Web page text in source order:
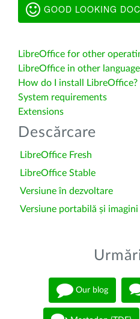
GOOD LOOKING
LibreOffice for other
LibreOffice in other
How do I install LibreOffice?
System requirements
Extensions
Descărcare
LibreOffice Fresh
LibreOffice Stable
Versiune în dezvoltare
Versiune portabilă și
Our blog